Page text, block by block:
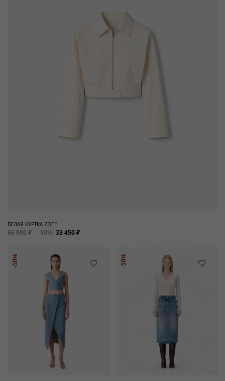
БЕЛАЯ КУРТКА ZOEE
66 900 ₽ -50% 33 450 ₽
-50% -50%